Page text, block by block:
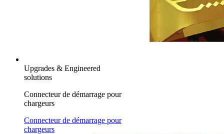
Upgrades & Engineered
solutions
Connecteur de démarrage pour
chargeurs
Connecteur de démarrage pour
chargeurs